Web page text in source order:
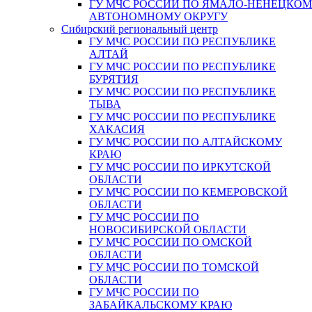
ГУ МЧС РОССИИ ПО ЯМАЛО-
АВТОНОМНОМУ ОКРУГУ
Сибирский региональный центр
ГУ МЧС РОССИИ ПО РЕСПУБЛИКЕ
АЛТАЙ
ГУ МЧС РОССИИ ПО РЕСПУБЛИКЕ
БУРЯТИЯ
ГУ МЧС РОССИИ ПО РЕСПУБЛИКЕ
ТЫВА
ГУ МЧС РОССИИ ПО РЕСПУБЛИКЕ
ХАКАСИЯ
ГУ МЧС РОССИИ ПО АЛТАЙСКОМУ
КРАЮ
ГУ МЧС РОССИИ ПО ИРКУТСКОЙ
ОБЛАСТИ
ГУ МЧС РОССИИ ПО КЕМЕРОВСКОЙ
ОБЛАСТИ
ГУ МЧС РОССИИ ПО
НОВОСИБИРСКОЙ ОБЛАСТИ
ГУ МЧС РОССИИ ПО ОМСКОЙ
ОБЛАСТИ
ГУ МЧС РОССИИ ПО ТОМСКОЙ
ОБЛАСТИ
ГУ МЧС РОССИИ ПО
ЗАБАЙКАЛЬСКОМУ КРАЮ